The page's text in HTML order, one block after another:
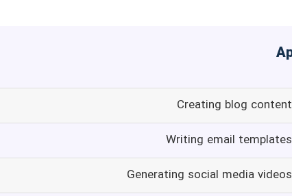
Creating blog content
Writing email templates
Generating social media videos